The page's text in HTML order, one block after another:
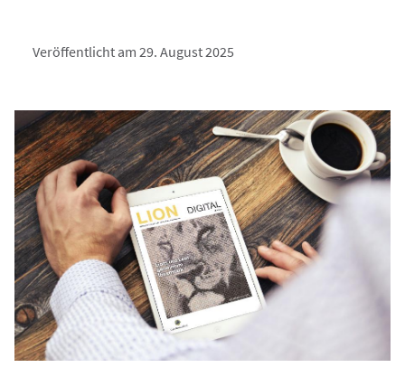
Veröffentlicht am 29. August 2025